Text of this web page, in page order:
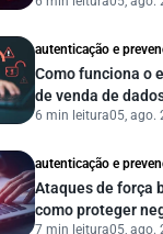
autenticação e
Como funciona o
de venda de
proteger sua
6 min leitura05, ago.
autenticação e
Ataques de força
como proteger
7 min leitura05, ago.